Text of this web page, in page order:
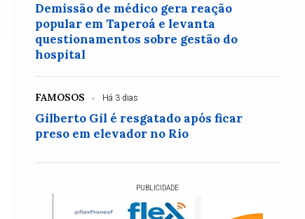
Demissão de médico gera reação
popular em Taperoá e levanta
questionamentos sobre gestão do
hospital
FAMOSOS Há 3 dias
Gilberto Gil é resgatado após ficar
preso em elevador no Rio
PUBLICIDADE